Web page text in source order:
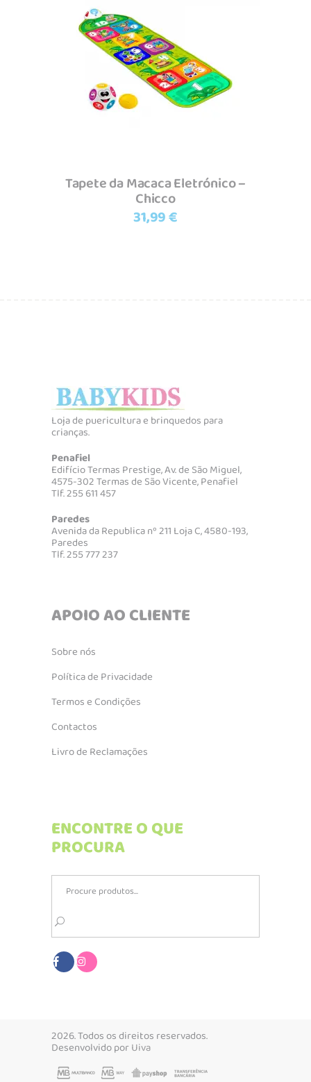
Adicionar
Tapete da Macaca Eletrónico –
Chicco
31,99€
Loja de puericultura e brinquedos para
crianças.
Penafiel
Edifício Termas Prestige, Av. de São Miguel,
4575-302 Termas de São Vicente, Penafiel
Tlf. 255 611 457
Paredes
Avenida da Republica nº 211 Loja C, 4580-193,
Paredes
Tlf. 255 777 237
APOIO AO CLIENTE
Sobre nós
Política de Privacidade
Termos e Condições
Contactos
Livro de Reclamações
ENCONTRE O QUE
PROCURA
2026. Todos os direitos reservados.
Desenvolvido porUiva